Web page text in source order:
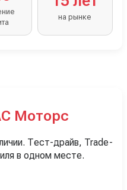
на рынке
Моторс
Тест-драйв, Trade-
в одном месте.